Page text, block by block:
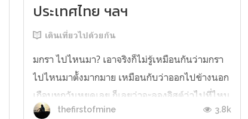
ประเทศไทย ฯลฯ
เดินเที่ยวไปด้วยกัน
มกรา ไปไหนมา? เอาจริงก็ไม่รู้เหมือนกันว่ามกรา
ไปไหนมาตั้งมากมาย เหมือนกับว่าออกไปข้างนอก
เกือบทุกวันหยุดเลย ก็เลยว่าจะลองลิสต์ว่าไปที่ไหน
มาบ้าง เผื่อมีคนอยากตามไปบ้าง (คงไม่น่ามีหรอ
thefirstofmine 3.8k